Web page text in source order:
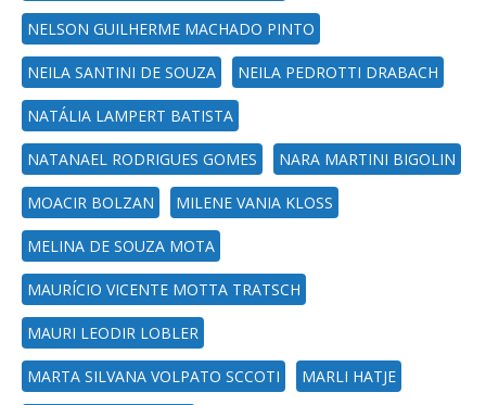
NELSON GUILHERME MACHADO PINTO
NEILA SANTINI DE SOUZA NEILA PEDROTTI DRABACH
NATÁLIA LAMPERT BATISTA
NATANAEL RODRIGUES GOMES NARA MARTINI BIGOLIN
MOACIR BOLZAN MILENE VANIA KLOSS
MELINA DE SOUZA MOTA
MAURÍCIO VICENTE MOTTA TRATSCH
MAURI LEODIR LOBLER
MARTA SILVANA VOLPATO SCCOTI MARLI HATJE